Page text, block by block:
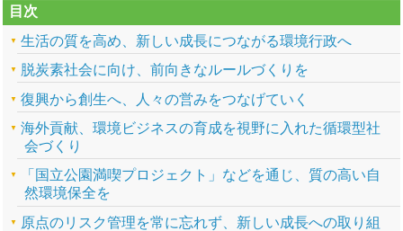
目次
生活の質を高め、新しい成長につながる環境行政へ
脱炭素社会に向け、前向きなルールづくりを
復興から創生へ、人々の営みをつなげていく
海外貢献、環境ビジネスの育成を視野に入れた循環型社
会づくり
「国立公園満喫プロジェクト」などを通じ、質の高い自
然環境保全を
原点のリスク管理を常に忘れず、新しい成長への取り組